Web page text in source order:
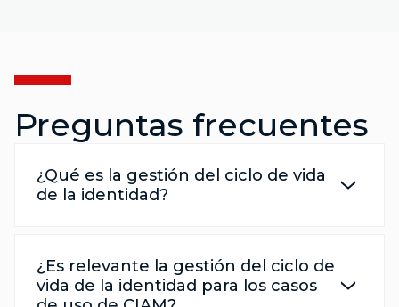
Preguntas frecuentes
¿Qué es la gestión del ciclo de vida
de la identidad?
¿Es relevante la gestión del ciclo de
vida de la identidad para los casos